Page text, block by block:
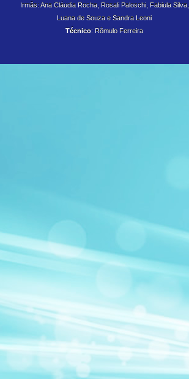
Irmãs: Ana Cláudia Rocha, Rosali Paloschi, Fabiula Silva,
Luana de Souza eSandra Leoni
Técnico: Rômulo Ferreira